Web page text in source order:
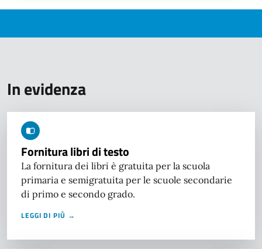
In evidenza
Fornitura libri di testo
La fornitura dei libri è gratuita per la scuola
primaria e semigratuita per le scuole secondarie
di primo e secondo grado.
LEGGI DI PIÙ →